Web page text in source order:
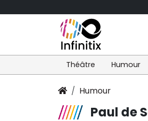
Théâtre Humour
Humour
Paul de